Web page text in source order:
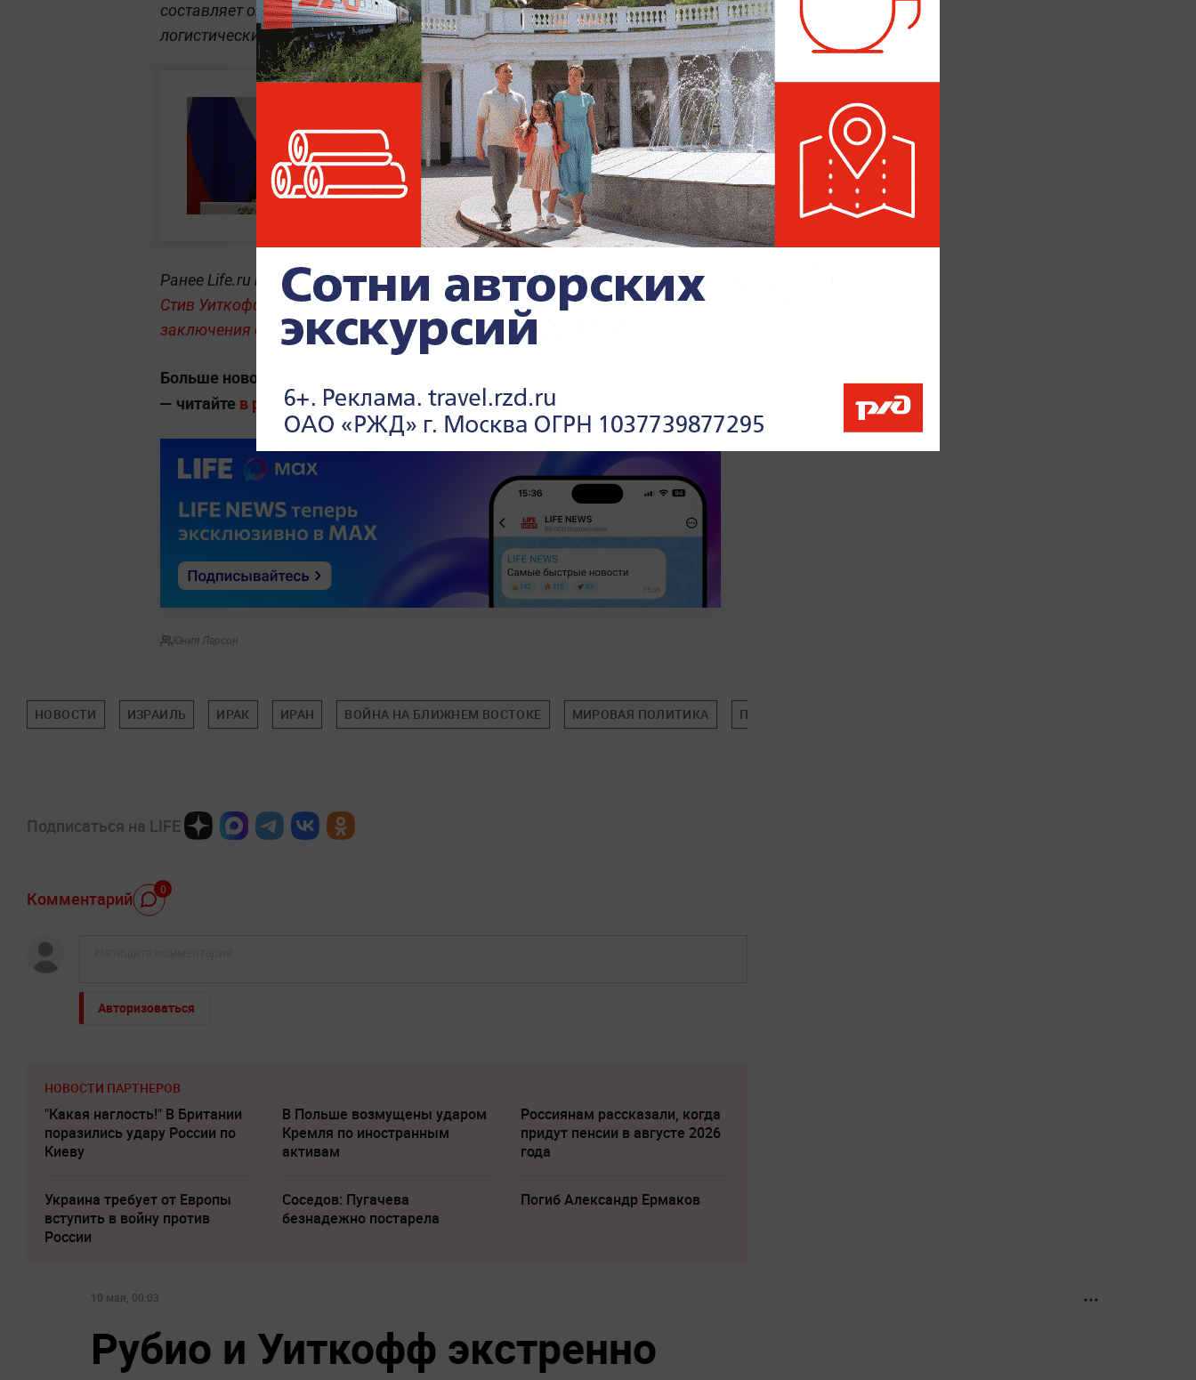
составляет около 1600 км, и база в иракской пустыне служила
логистическим хабом, сокращавшим время реакции.
Путин: РФ продолжает
контакты с обеими
сторонами конфликта
вокруг Ирана
Ранее Life.ru писал, что госсекретарь США МаркоРубио и спецпосланник
Стив Уиткофф обсудили с премьер-министром Катара возможность
заключения сделки с Ираномдля прекращения войны.
Больше новостей о глобальных событиях и международных отношениях
— читайте в разделе «Мировая политика» на Life.ru.
Юния Ларсон
НОВОСТИ ИЗРАИЛЬ ИРАК ИРАН ВОЙНА НА БЛИЖНЕМ ВОСТОКЕ МИРОВАЯ ПОЛИТИКА ПОЛИТИКА
Подписаться на LIFE
Комментарий 0
Авторизоваться
НОВОСТИ ПАРТНЕРОВ
"Какая наглость!" В Британии
поразились удару России по
Киеву
В Польше возмущены ударом
Кремля по иностранным
активам
Россиянам рассказали, когда
придут пенсии в августе 2026
года
Украина требует от Европы
вступить в войну против
России
Соседов: Пугачева
безнадежно постарела
Погиб Александр Ермаков
10 мая, 00:03
Рубио и Уиткофф экстренно